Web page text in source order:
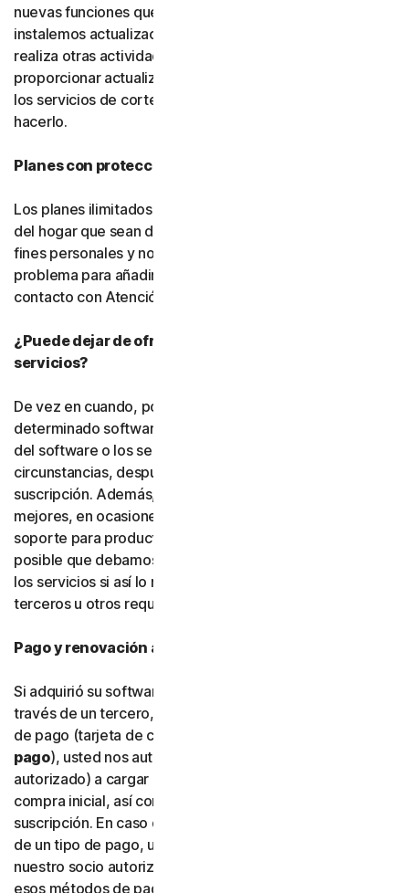
nuevas funciones que desarrollemos, usted acepta que
instalemos actualizaciones en segundo plano mientras
realiza otras actividades. También podemos
proporcionar actualizaciones para el software gratuito y
los servicios de cortesía, pero no estamos obligados a
hacerlo.
Planes con protección ilimitada de dispositivos
Los planes ilimitados cubren únicamente los dispositivos
del hogar que sean de su propiedad y se utilicen para
fines personales y no comerciales. Si tiene algún
problema para añadir un dispositivo, póngase en
contacto con Atención al cliente.
¿Puede dejar de ofrecerse el software o los
servicios?
De vez en cuando, podemos dejar de ofrecer o eliminar
determinado software, servicios o funciones específicas
del software o los servicios. En determinadas
circunstancias, después de hacerlo, no podrá renovar su
suscripción. Además, para poder crear cosas nuevas y
mejores, en ocasiones debemos dejar de ofrecer
soporte para productos más antiguos. También es
posible que debamos modificar funciones del software y
los servicios si así lo requieren plataformas y software de
terceros u otros requisitos fuera de nuestro control.
Pago y renovación automática
Si adquirió su software directamente con nosotros y no a
través de un tercero, cuando nos facilite su información
de pago (tarjeta de crédito o débito u otro
pago), usted nos autoriza a nosotros (o a nuestro socio
autorizado) a cargar en su tipo de pago el importe de la
compra inicial, así como las renovaciones de la
suscripción. En caso de que proporcione y almacene más
de un tipo de pago, usted nos autoriza a nosotros (o a
nuestro socio autorizado) a cargar automáticamente
esos métodos de pago alternativos si se produce algún